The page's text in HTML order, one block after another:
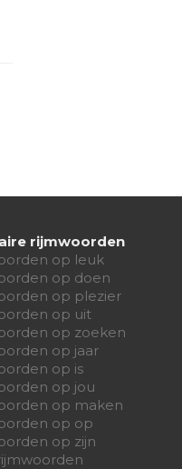
rijmwoorden
op leuk
op doen
op plezier
op uit
op zoeken
op jaar
op is
op jou
op maken
op op
op zijn